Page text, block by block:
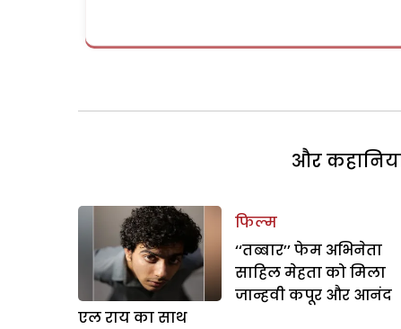
और
फिल्म
‘‘तब्बार’’ फेम अभिनेता
साहिल मेहता को मिला
जान्हवी कपूर और आनंद
एल राय का साथ